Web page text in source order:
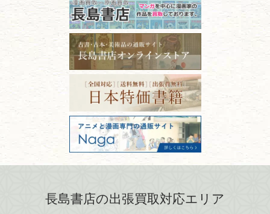
拓本・法帖・碑帖
篆刻・印譜
書道具
美術書・アート本・
デザイン本
カメラ・撮影術
版画・リトグラフ・
刀剣・鎧・甲冑
るコツ
古本は汚れていると買取でき
ない？適切な保管方法とクリ
ーニング！
ISBNコードとは？書籍の識別
番号の意味と役割を解説
価値ある古書を売るポイント
と注意点
石川県
福井県
福島県
富山県
青森県
岩手県
宮城県
秋田県
山形県
岐阜県
三重県
滋賀県
京都府
大阪府
兵庫県
奈良県
島根県
岡山県
古本買取専門店 長島書店
〒101-0051
東京都千代田区神田神保町2-5-1
フリーダイヤル：0120-414-548
電話：03-3512-8115
FAX：03-3512-8116
古物商許可：東京都公安委員会 第
301028901712号
古物商名称：有限会社長島書店
長島書店の出張買取対応エリア